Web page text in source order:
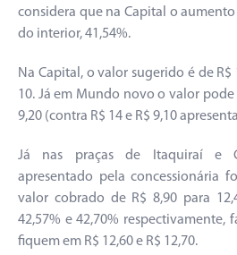
considera que na Capital o
do interior, 41,54%.
Na Capital, o valor sugerido é de R$
10. Já em Mundo novo o valor pode
9,20 (contra R$ 14 e R$ 9,10
Já nas praças de Itaquiraí e
apresentado pela concessionária
valor cobrado de R$ 8,90 para
42,57% e 42,70% respectivamente,
fiquem em R$ 12,60 e R$ 12,70.